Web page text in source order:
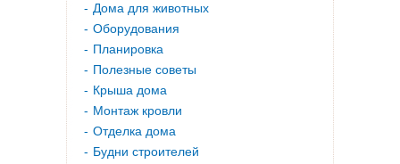
Дома для животных
Оборудования
Планировка
Полезные советы
Крыша дома
Монтаж кровли
Отделка дома
Будни строителей